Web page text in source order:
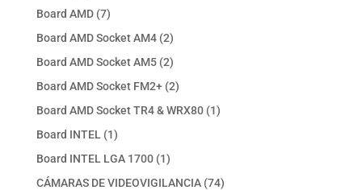
productos
Board AMD 77
productos
Board AMD Socket AM4 22
productos
Board AMD Socket AM5 22
productos
Board AMD Socket FM2+ 22
productos
Board AMD Socket TR4 & WRX80 11
Board INTEL 11
producto
Board INTEL LGA 1700 11
producto
CÁMARAS DE VIDEOVIGILANCIA 7474